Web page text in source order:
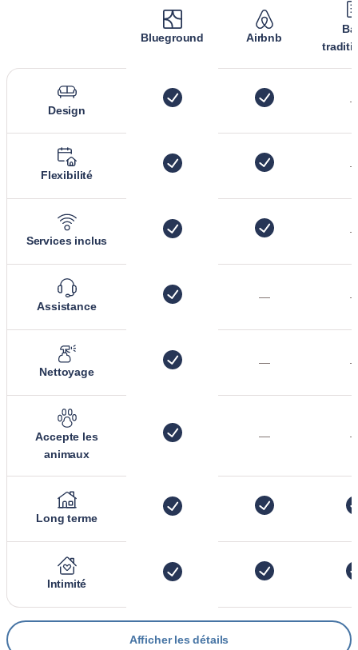
Blueground Airbnb
Design
Flexibilité
Services inclus
Assistance
—
Nettoyage
—
Accepte les
animaux
—
Long terme
Intimité
Afficher les détails